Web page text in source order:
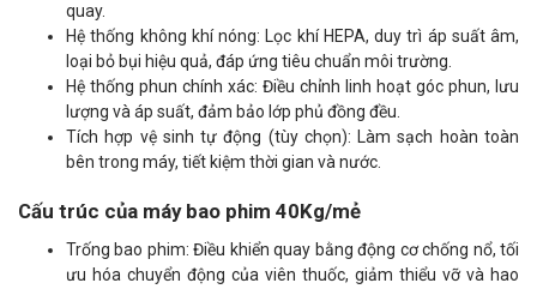
quay.
Hệ thống không khí nóng: Lọc khí HEPA, duy trì áp suất âm,
loại bỏ bụi hiệu quả, đáp ứng tiêu chuẩn môi trường.
Hệ thống phun chính xác: Điều chỉnh linh hoạt góc phun, lưu
lượng và áp suất, đảm bảo lớp phủ đồng đều.
Tích hợp vệ sinh tự động (tùy chọn): Làm sạch hoàn toàn
bên trong máy, tiết kiệm thời gian và nước.
Cấu trúc của máy bao phim 40Kg/mẻ
Trống bao phim: Điều khiển quay bằng động cơ chống nổ, tối
ưu hóa chuyển động của viên thuốc, giảm thiểu vỡ và hao